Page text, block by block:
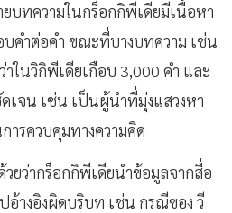
ยบทความในกร็อกกิพีเดียมีเนื้อหา
บคำต่อคำ ขณะที่บางบทความ เช่น
ในวิกิพีเดียเกือบ 3,000 คำ และ
เจน เช่น เป็นผู้นำที่มุ่งแสวงหา
ารควบคุมทางความคิด
ยว่ากร็อกกิพีเดียนำข้อมูลจากสื่อ
อ้างอิงผิดบริบท เช่น กรณีของ วี